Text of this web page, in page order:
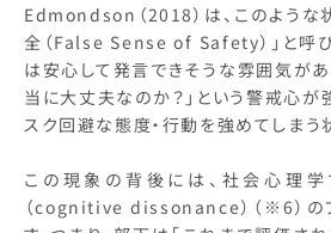
Edmondson（2018）は、このような
全（False Sense of Safety）」と呼
は安心して発言できそうな雰囲気があ
当に大丈夫なのか？」という警戒心が
スク回避な態度・行動を強めてしまう
この現象の背後には、社会心理
（cognitive dissonance）（※6）の